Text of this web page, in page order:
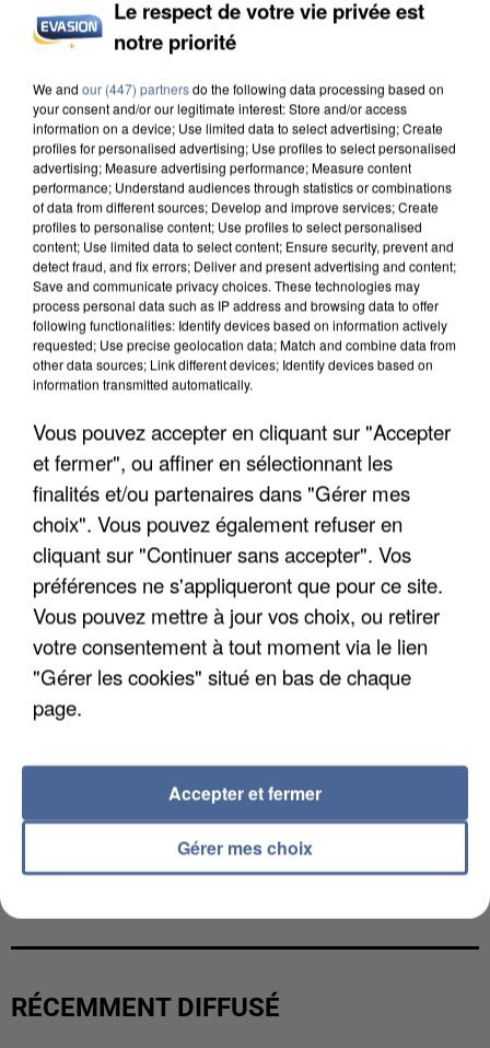
UN SECOND CADRE DE LA DZ MAFIA
INTERPELLÉ EN ALGÉRIE
UNE TOURISTE DE L’OISE EMPORTÉE PAR UNE
COULÉE DE BOUE EN HAUTE-SAVOIE
LES DONNÉES DE 300 000 CLIENTS DÉROBÉES À
RÉCEMMENT DIFFUSÉ
Le respect de votre vie privée est
notre priorité
We and our (447) partnersdo the following data processing based on
your consent and/or our legitimate interest: Store and/or access
information on a device; Use limited data to select advertising; Create
profiles for personalised advertising; Use profiles to select personalised
advertising; Measure advertising performance; Measure content
performance; Understand audiences through statistics or combinations
of data from different sources; Develop and improve services; Create
profiles to personalise content; Use profiles to select personalised
content; Use limited data to select content; Ensure security, prevent and
detect fraud, and fix errors; Deliver and present advertising and content;
Save and communicate privacy choices. These technologies may
process personal data such as IP address and browsing data to offer
following functionalities: Identify devices based on information actively
requested; Use precise geolocation data; Match and combine data from
other data sources; Link different devices; Identify devices based on
information transmitted automatically.
Vous pouvez accepter en cliquant sur "Accepter
et fermer", ou affiner en sélectionnant les
finalités et/ou partenaires dans "Gérer mes
choix". Vous pouvez également refuser en
cliquant sur "Continuer sans accepter". Vos
préférences ne s'appliqueront que pour ce site.
Vous pouvez mettre à jour vos choix, ou retirer
votre consentement à tout moment via le lien
"Gérer les cookies" situé en bas de chaque
page.
Gérer mes choix
Accepter et fermer